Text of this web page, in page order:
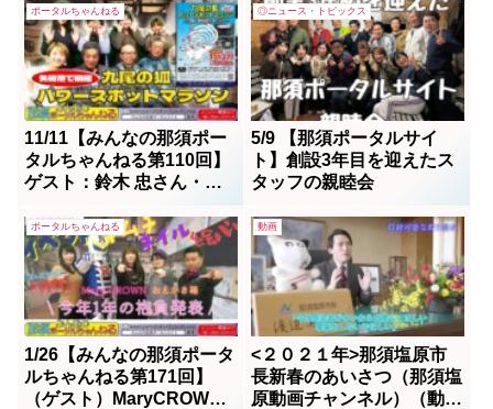
ポータルちゃんねる
11/11【みんなの那須ポー
タルちゃんねる第110回】
ゲスト：鈴木 忠さん・戸
井出琉さん MC：(代打）
川井ゆかり＆Nao
◎ニュース・トピックス
5/9 【那須ポータルサイ
ト】創設3年目を迎えたス
タッフの親睦会
ポータルちゃんねる
1/26【みんなの那須ポータ
ルちゃんねる第171回】
（ゲスト）MaryCROWN
動画
<２０２１年>那須塩原市
長新春のあいさつ（那須塩
原動画チャンネル）（動